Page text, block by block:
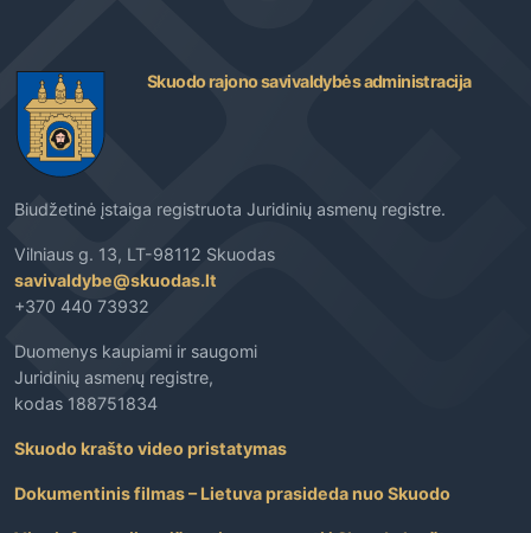
Skuodo rajono savivaldybės administracija
Biudžetinė įstaiga registruota Juridinių asmenų registre.
Vilniaus g. 13, LT-98112 Skuodas
savivaldybe@skuodas.lt
+370 440 73932
Duomenys kaupiami ir saugomi
Juridinių asmenų registre,
kodas 188751834
Skuodo krašto video pristatymas
Dokumentinis filmas – Lietuva prasideda nuo Skuodo